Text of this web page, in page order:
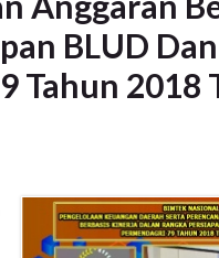
BLUD Dan
Tahun 2018